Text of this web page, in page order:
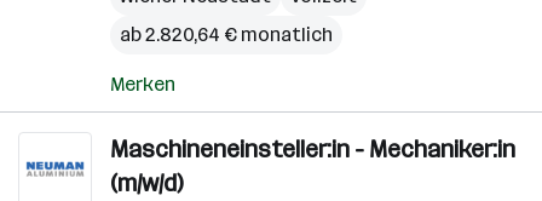
ab 2.820,64 € monatlich
Merken
Maschineneinsteller:in - Mechaniker:in
(m/w/d)